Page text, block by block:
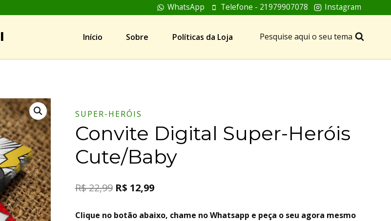
WhatsApp Telefone - 21979907078 Instagram
Início Sobre Políticas da Loja Pesquise aqui o seu tema
SUPER-HERÓIS
Convite Digital Super-Heróis
Cute/Baby
R$22,99 R$ 12,99
Clique no botão abaixo, chame no Whatsapp e peça o seu agora mesmo